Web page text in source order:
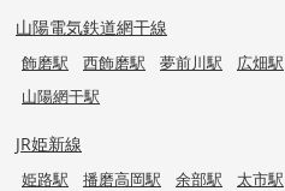
山陽電気鉄道網干線
飾磨駅 西飾磨駅 夢前川駅 広畑駅
山陽網干駅
JR姫新線
姫路駅 播磨高岡駅 余部駅 太市駅